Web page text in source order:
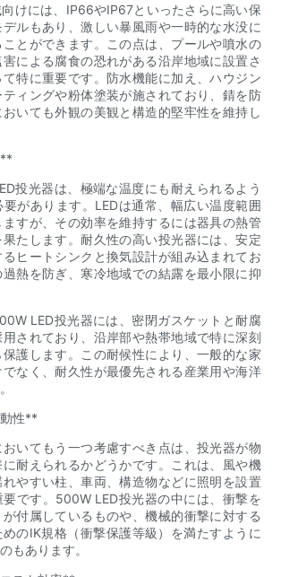
けには、IP66やIP67といったさらに高い保
ルもあり、激しい暴風雨や一時的な水没に
とができます。この点は、プールや噴水の
による腐食の恐れがある沿岸地域に設置さ
特に重要です。防水機能に加え、ハウジン
ィングや粉体塗装が施されており、錆を防
いても外観の美観と構造的堅牢性を維持し
投光器は、極端な温度にも耐えられるよう
があります。LEDは通常、幅広い温度範囲
すが、その効率を維持するには器具の熱管
たします。耐久性の高い投光器には、安定
るヒートシンクと換気設計が組み込まれてお
過熱を防ぎ、寒冷地域での結露を最小限に抑
LED投光器には、密閉ガスケットと耐腐
されており、沿岸部や熱帯地域で特に深刻
護します。この耐候性により、一般的な家
なく、耐久性が最優先される産業用や海洋
性**
いてもう一つ考慮すべき点は、投光器が物
耐えられるかどうかです。これは、風や機
やすい柱、車両、構造物などに照明を設置
です。500W LED投光器の中には、衝撃を
付属しているものや、機械的衝撃に対する
のIK規格（衝撃保護等級）を満たすように
もあります。